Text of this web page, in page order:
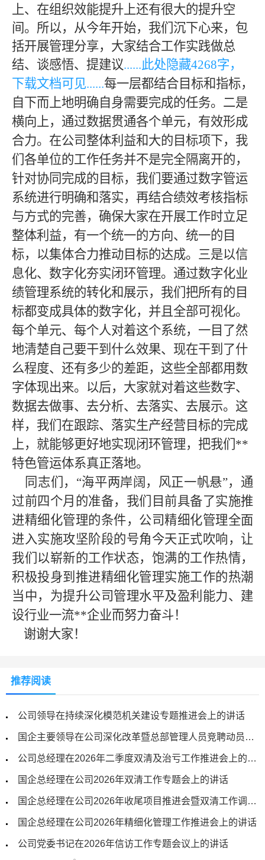
上、在组织效能提升上还有很大的提升空
间。所以，从今年开始，我们沉下心来，包
括开展管理分享，大家结合工作实践做总
结、谈感悟、提建议......此处隐藏4268字，
下载文档可见......每一层都结合目标和指标，
自下而上地明确自身需要完成的任务。二是
横向上，通过数据贯通各个单元，有效形成
合力。在公司整体利益和大的目标项下，我
们各单位的工作任务并不是完全隔离开的，
针对协同完成的目标，我们要通过数字管运
系统进行明确和落实，再结合绩效考核指标
与方式的完善，确保大家在开展工作时立足
整体利益，有一个统一的方向、统一的目
标，以集体合力推动目标的达成。三是以信
息化、数字化夯实闭环管理。通过数字化业
绩管理系统的转化和展示，我们把所有的目
标都变成具体的数字化，并且全部可视化。
每个单元、每个人对着这个系统，一目了然
地清楚自己要干到什么效果、现在干到了什
么程度、还有多少的差距，这些全部都用数
字体现出来。以后，大家就对着这些数字、
数据去做事、去分析、去落实、去展示。这
样，我们在跟踪、落实生产经营目标的完成
上，就能够更好地实现闭环管理，把我们 **
特色管运体系真正落地。
同志们，“海平两岸阔，风正一帆悬”，通
过前四个月的准备，我们目前具备了实施推
进精细化管理的条件，公司精细化管理全面
进入实施攻坚阶段的号角今天正式吹响，让
我们以崭新的工作状态，饱满的工作热情，
积极投身到推进精细化管理实施工作的热潮
当中，为提升公司管理水平及盈利能力、建
设行业一流**企业而努力奋斗！
谢谢大家！
推荐阅读
公司领导在持续深化模范机关建设专题推进会上的讲话
国企主要领导在公司深化改革暨总部管理人员竞聘动员会上的讲话
公司总经理在2026年二季度双清及治亏工作推进会上的讲话
国企总经理在公司2026年双清工作专题会上的讲话
国企总经理在公司2026年收尾项目推进会暨双清工作调度会上的讲话
国企总经理在公司2026年精细化管理工作推进会上的讲话
公司党委书记在2026年信访工作专题会议上的讲话